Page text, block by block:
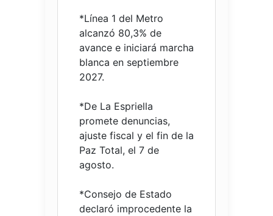
*Línea 1 del Metro
alcanzó 80,3% de
avance e iniciará marcha
blanca en septiembre
2027.
*De La Espriella
promete denuncias,
ajuste fiscal y el fin de la
Paz Total, el 7 de
agosto.
*Consejo de Estado
declaró improcedente la